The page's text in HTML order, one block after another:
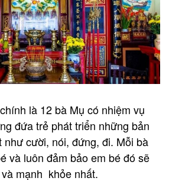
là 12 bà Mụ có nhiệm vụ
đứa trẻ phát triển những bản
như cười, nói, đứng, đi. Mỗi bà
và luôn đảm bảo em bé đó sẽ
mạnh khỏe nhất.